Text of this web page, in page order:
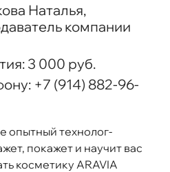
Наталья,
компании
3 000 руб.
+7 (914) 882-96-
опытный технолог-
покажет и научит вас
косметику ARAVIA